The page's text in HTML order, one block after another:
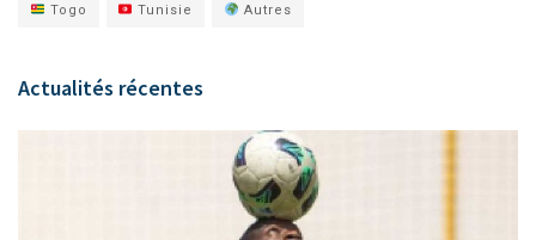
Togo Tunisie Autres
Actualités récentes